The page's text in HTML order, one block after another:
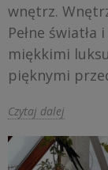
wnętrz.
Pełne
miękkimi
pięknymi
Czytaj dalej